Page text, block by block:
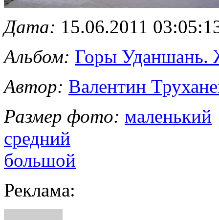
Дата: 15.06.2011
Альбом: Горы Уданшань.
Автор: Валентин
Размер фото: маленький
средний
большой
Реклама: